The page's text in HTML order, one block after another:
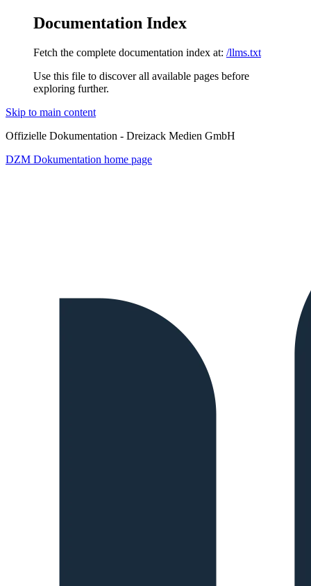
Documentation Index
Fetch the complete documentation index at: /llms.txt
Use this file to discover all available pages before
exploring further.
Skip to main content
Offizielle Dokumentation - Dreizack Medien GmbH
DZM Dokumentation home page